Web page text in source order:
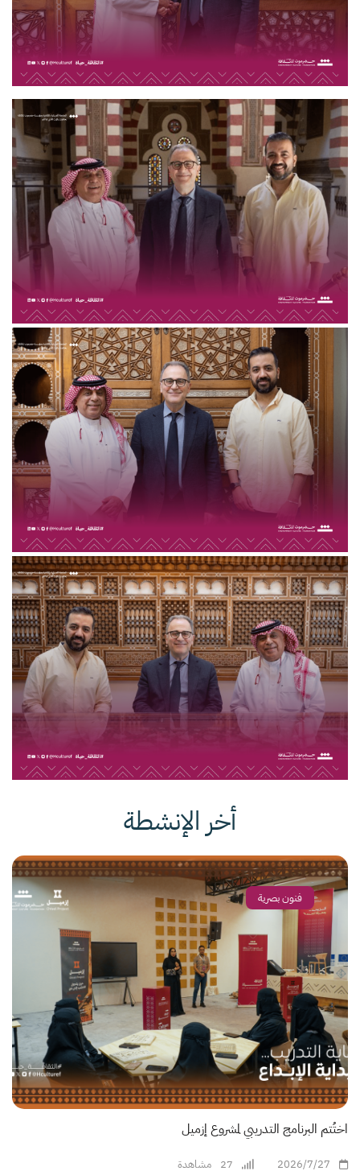
أخر الإنشطة
فنون بصرية
اختُتم البرنامج التدريبي لمشروع إزميل
2026/7/27
27 مشاهدة